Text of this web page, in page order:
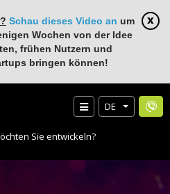
Schau dieses Video an um
Wochen von der Idee
frühen Nutzern und
bringen können!
DE